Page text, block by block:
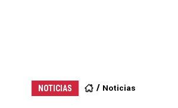
NOTICIAS Noticias